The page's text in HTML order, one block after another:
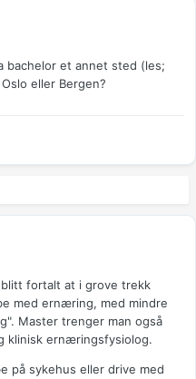
bachelor et annet sted (les;
eller Bergen?
fortalt at i grove trekk
med ernæring, med mindre
Master trenger man også
klinisk ernæringsfysiolog.
på sykehus eller drive med